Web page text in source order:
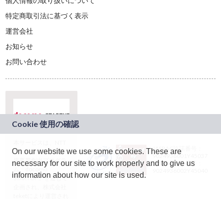
特定商取引法に基づく表示
運営会社
お知らせ
お問い合わせ
ドコモグループの新
規事業創出プログラ
ム「docomo
STARTUP」を通じて
JASRAC許諾番号：
9024936001Y45037
JASRAC許諾番号：
On our website we use some cookies. These are
necessary for our site to work properly and to give us
information about how our site is used.